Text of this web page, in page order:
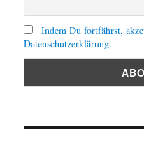
Indem Du fortfährst,
Datenschutzerklärung.